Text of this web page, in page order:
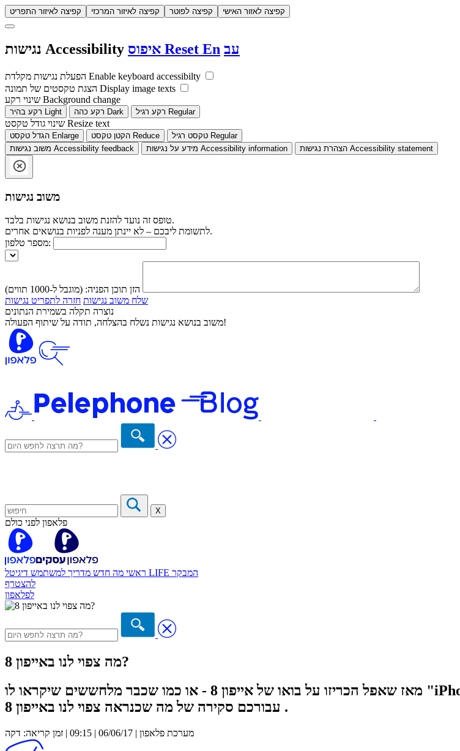
קפיצה לאיזור התפריט קפיצה לאיזור המרכזי קפיצה לפוטר קפיצה לאזור האישי
Accessibility Reset En עב
Enable keyboard accessibilty
Display image texts
Background change
Light Dark Regular
Resize text
Enlarge Reduce
Regular
Accessibility feedback Accessibility information Accessibility statement
משוב נגישות
טופס זה נועד להזנת משוב בנושא נגישות בלבד.
לתשומת ליבכם – לא יינתן מענה לפניות בנושאים אחרים.
מספר טלפון:
הזן תוכן הפניה: (מוגבל ל-1000 תווים)
שלח משוב נגישות חזרה לתפריט נגישות
נוצרה תקלה בשמירת הנתונים
משוב בנושא נגישות נשלח בהצלחה, תודה על שיתוף הפעולה!
X
פלאפון לפני כולם
ראשי מה חדש מדריך למשתמש דיגיטל LIFE המבקר
להצטרף
לפלאפון
מה צפוי לנו באייפון 8?
מאז שאפל הכריזו על בואו של אייפון 8 - או כמו שכבר מלחששים שיקראו לו "iPhone Editio או iPhone X" - הרבה שמועות הופצו. ערכנו
עבורכם סקירה של מה שכנראה צפוי לנו באייפון 8 .
מערכת פלאפון | 06/06/17 | 09:15 | זמן קריאה: דקה